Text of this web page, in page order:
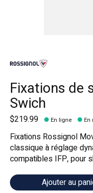
Fixations de
Swich
$219.99 En ligne
Fixations Rossignol
classique à réglage
compatibles IFP, pour
Ajouter au